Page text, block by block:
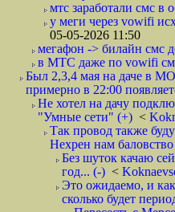
мтс заработали смс в
у меги через vowifi
05-05-2026 11:50
мегафон -> билайн смс
в МТС даже по vowifi
Был 2,3,4 мая на даче в
примерно в 22:00
Не хотел на дачу
"Умные сети" (+) <
Так провод также
Нехрен нам
Без шуток качаю
год... (-) <
Это ожидаемо, и
сколько будет